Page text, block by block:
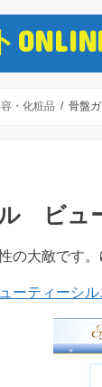
・化粧品 骨盤
ビュ
の大敵です
ーティーシル